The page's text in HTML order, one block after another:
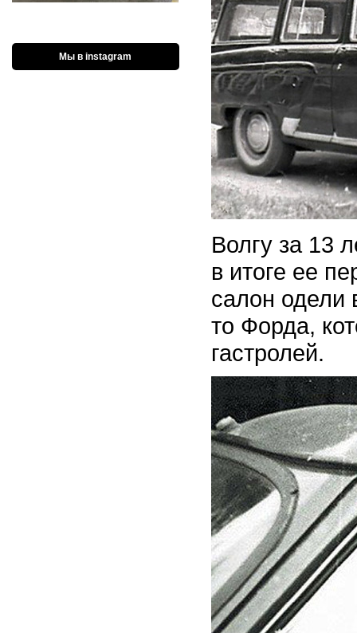
Мы в instagram
Волгу за 13
в итоге ее
салон одели
то Форда,
гастролей.